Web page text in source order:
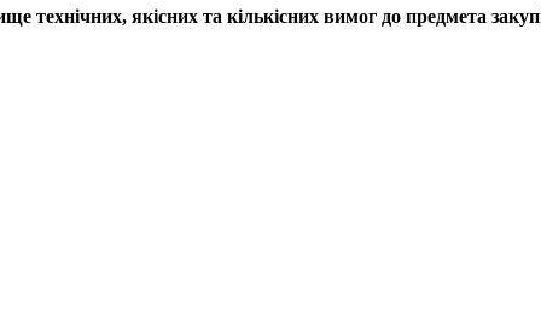
технічних, якісних та кількісних вимог до предмета